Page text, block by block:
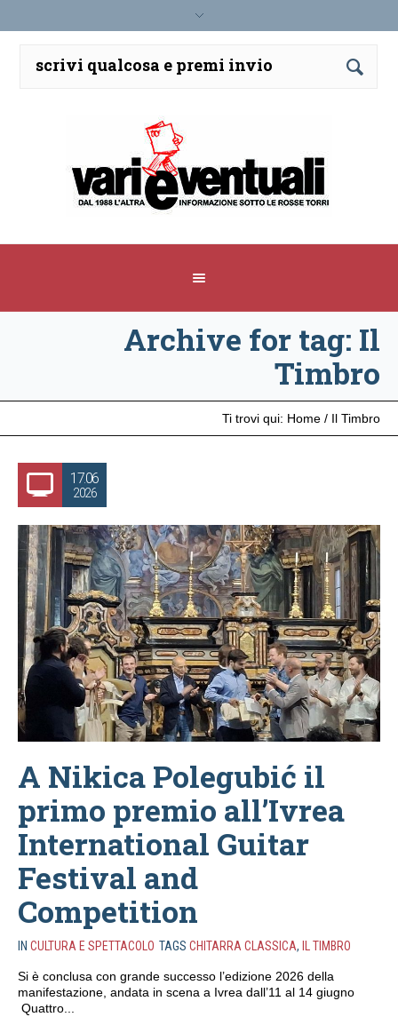
Archive for tag: Il
Timbro
Ti trovi qui: Home / Il Timbro
17.06
2026
A Nikica Polegubić il
primo premio all’Ivrea
International Guitar
Festival and
Competition
IN CULTURA E SPETTACOLO TAGS CHITARRA CLASSICA, IL TIMBRO
Si è conclusa con grande successo l’edizione 2026 della
manifestazione, andata in scena a Ivrea dall’11 al 14 giugno
Quattro...